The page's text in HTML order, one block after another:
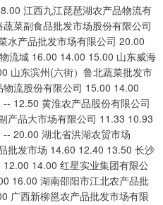
江西九江琵琶湖农产品物流有
菜副食品批发市场股份有限公司
水产品批发市场有限公司 20.00
流城 16.00 14.00 15.00 山东威海
山东滨州(六街）鲁北蔬菜批发市
流股份有限公司 15.00 14.00
12.50 黄淮农产品股份有限公司
产品大市场有限公司 11.33 10.93
20.00 湖北省洪湖农贸市场
批发市场 14.60 12.40 13.50 长沙
14.00 红星实业集团有限公
16.00 湖南邵阳市江北农产品批
广西新柳邕农产品批发市场有限